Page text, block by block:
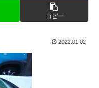
コピー
2022.01.02